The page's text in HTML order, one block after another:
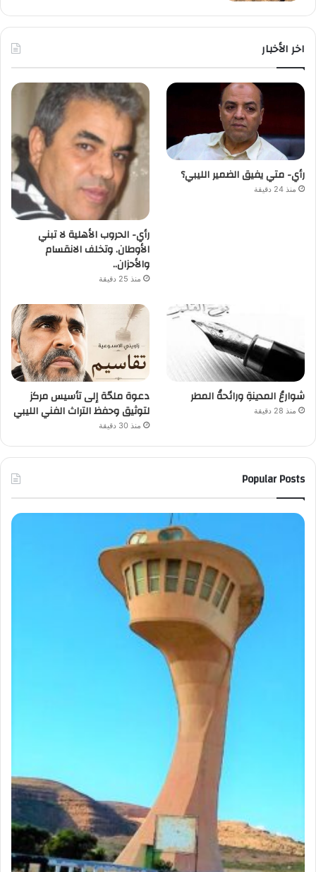
اخر الأخبار
رأي- متي يفيق الضمير الليبي؟
منذ 24 دقيقة
رأي- الحروب الأهلية لا تبني
الأوطان. وتخلف الانقسام
والأحزان..
منذ 25 دقيقة
شوارعُ المدينةِ ورائحةُ المطر
منذ 28 دقيقة
دعوة ملحّة إلى تأسيس مركز
لتوثيق وحفظ التراث الفني الليبي
منذ 30 دقيقة
Popular Posts